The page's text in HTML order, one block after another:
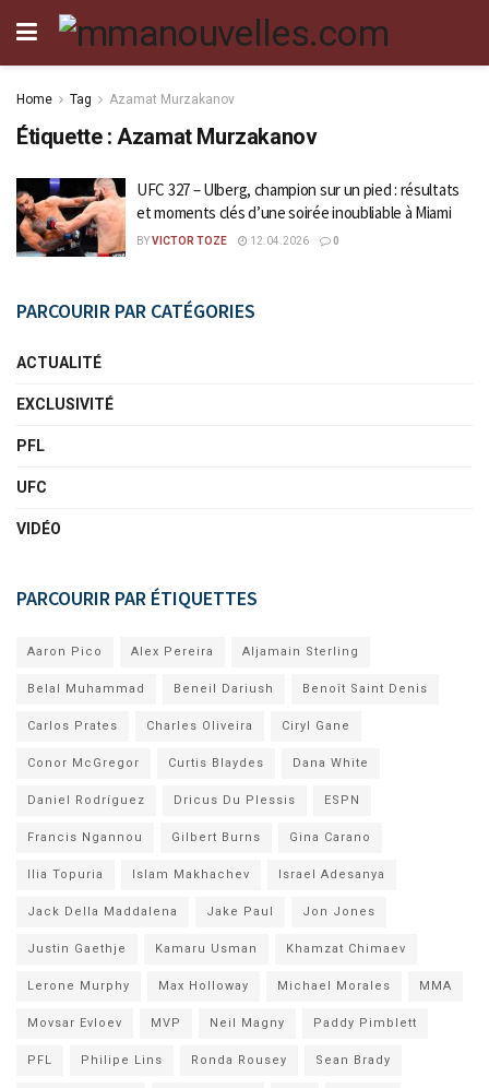
Home Tag Azamat Murzakanov
Étiquette :Azamat Murzakanov
UFC 327 – Ulberg, champion sur un pied : résultats
et moments clés d’une soirée inoubliable à Miami
BYVICTOR TOZE 12.04.2026 0
PARCOURIR PAR CATÉGORIES
ACTUALITÉ
EXCLUSIVITÉ
PFL
UFC
VIDÉO
PARCOURIR PAR ÉTIQUETTES
Aaron Pico Alex Pereira Aljamain Sterling
Belal Muhammad Beneil Dariush Benoît Saint Denis
Carlos Prates Charles Oliveira Ciryl Gane
Conor McGregor Curtis Blaydes Dana White
Daniel Rodríguez Dricus Du Plessis ESPN
Francis Ngannou Gilbert Burns Gina Carano
Ilia Topuria Islam Makhachev Israel Adesanya
Jack Della Maddalena Jake Paul Jon Jones
Justin Gaethje Kamaru Usman Khamzat Chimaev
Lerone Murphy Max Holloway Michael Morales MMA
Movsar Evloev MVP Neil Magny Paddy Pimblett
PFL Philipe Lins Ronda Rousey Sean Brady